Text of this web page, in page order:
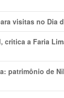
visitas no Dia
critica a Faria
patrimônio de